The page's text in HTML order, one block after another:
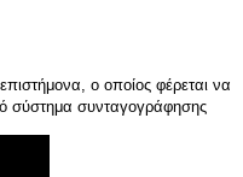
ο οποίος φέρεται να
σύστημα συνταγογράφησης